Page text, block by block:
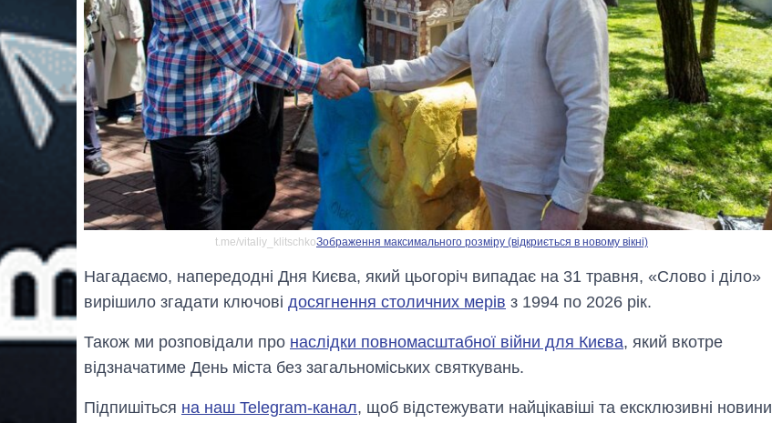
t.me/vitaliy_klitschkoЗображення максимального розміру (відкриється в новому вікні)
Нагадаємо, напередодні Дня Києва, який цьогоріч випадає на 31 травня, «Слово і діло»
вирішило згадати ключові досягнення столичних мерів з 1994 по 2026 рік.
Також ми розповідали про наслідки повномасштабної війни для Києва, який вкотре
відзначатиме День міста без загальноміських святкувань.
Підпишіться на наш Telegram-канал, щоб відстежувати найцікавіші та ексклюзивні новини